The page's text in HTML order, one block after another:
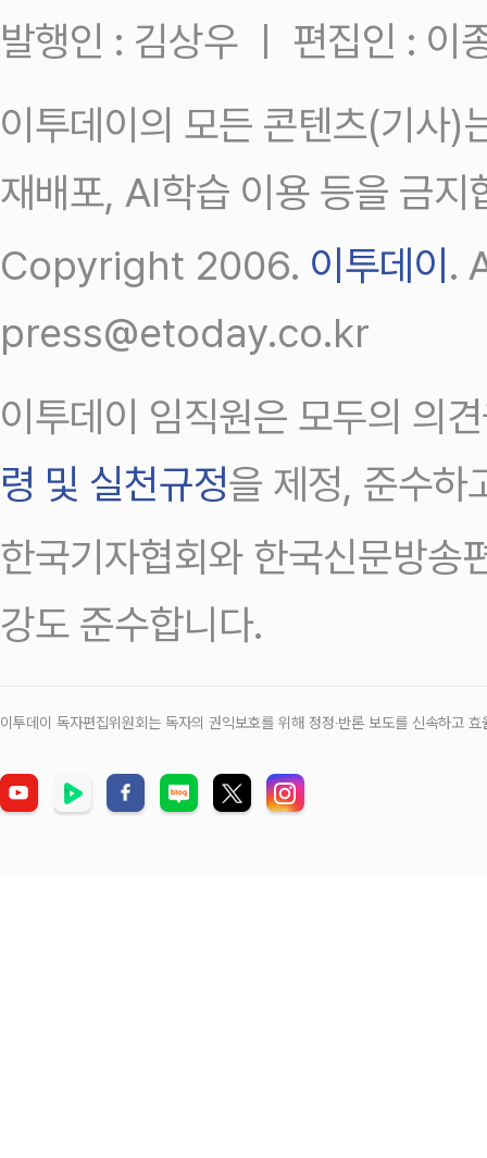
발행인 : 김상우 ㅣ 편집인 : 이
이투데이의 모든 콘텐츠(기사)
재배포, AI학습 이용 등을 금지
Copyright 2006. 이투데이 .
press@etoday.co.kr
이투데이 임직원은 모두의 의
령 및 실천규정을 제정, 준수하
한국기자협회와 한국신문방송
강도 준수합니다.
이투데이 독자편집위원회는 독자의 권익보호를 위해 정정‧반론 보도를 신속하고